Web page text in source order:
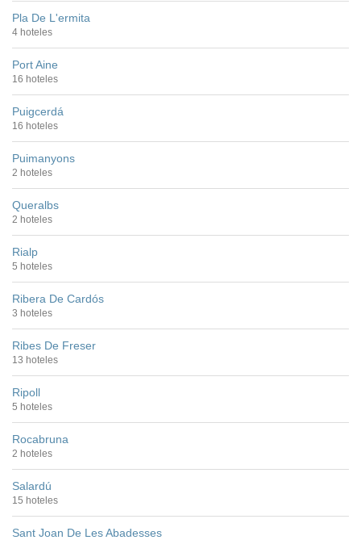
Pla De L'ermita
4 hoteles
Port Aine
16 hoteles
Puigcerdá
16 hoteles
Puimanyons
2 hoteles
Queralbs
2 hoteles
Rialp
5 hoteles
Ribera De Cardós
3 hoteles
Ribes De Freser
13 hoteles
Ripoll
5 hoteles
Rocabruna
2 hoteles
Salardú
15 hoteles
Sant Joan De Les Abadesses